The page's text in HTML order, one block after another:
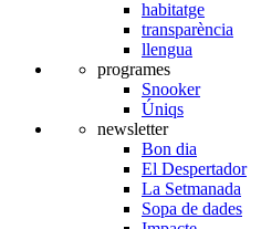
habitatge
transparència
llengua
programes
Snooker
Úniqs
newsletter
Bon dia
El Despertador
La Setmanada
Sopa de dades